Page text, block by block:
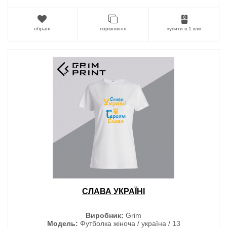
обрані порівняння купити в 1 клік
СЛАВА УКРАЇНІ
Виробник: Grim
Модель: Футболка жіноча / україна / 13